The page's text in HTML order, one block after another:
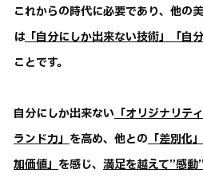
これからの時代に必要であり、他の
は「自分にしか出来ない技術」「自
ことです。
自分にしか出来ない 「オリジナリティ
ランド力」 を高め、他との 「差別化」
加価値」 を感じ、 満足を越えて”感